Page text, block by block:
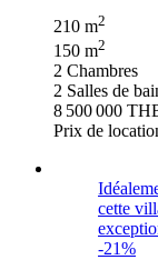
210 m2
150 m2
2 Chambres
2 Salles de
8 500 000
Prix de
cette
-21%